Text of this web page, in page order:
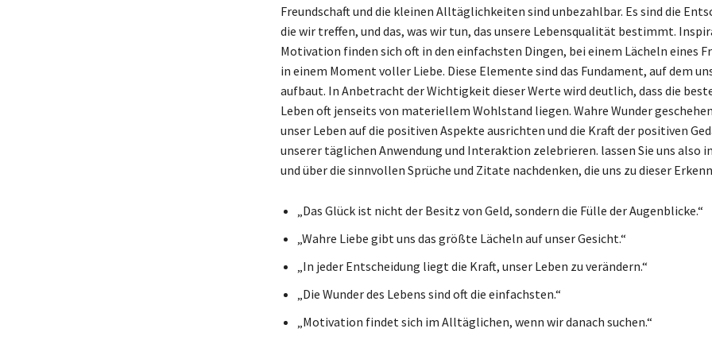
Freundschaft und die kleinen Alltäglichkeiten sind unbezahlbar. Es sind die
die wir treffen, und das, was wir tun, das unsere Lebensqualität bestimmt.
Motivation finden sich oft in den einfachsten Dingen, bei einem Lächeln eines
in einem Moment voller Liebe. Diese Elemente sind das Fundament, auf dem
aufbaut. In Anbetracht der Wichtigkeit dieser Werte wird deutlich, dass die
Leben oft jenseits von materiellem Wohlstand liegen. Wahre Wunder
unser Leben auf die positiven Aspekte ausrichten und die Kraft der positiven
unserer täglichen Anwendung und Interaktion zelebrieren. lassen Sie uns also
und über die sinnvollen Sprüche und Zitate nachdenken, die uns zu dieser
„Das Glück ist nicht der Besitz von Geld, sondern die Fülle der Augenblicke.“
„Wahre Liebe gibt uns das größte Lächeln auf unser Gesicht.“
„In jeder Entscheidung liegt die Kraft, unser Leben zu verändern.“
„Die Wunder des Lebens sind oft die einfachsten.“
„Motivation findet sich im Alltäglichen, wenn wir danach suchen.“